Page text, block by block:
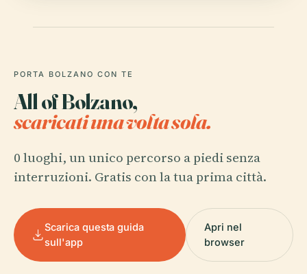
PORTA BOLZANO CON TE
All of Bolzano,
scaricati una volta sola.
0 luoghi, un unico percorso a piedi senza
interruzioni. Gratis con la tua prima città.
Scarica questa guida
sull'app
Apri nel
browser